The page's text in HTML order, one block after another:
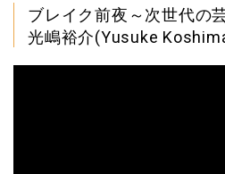
ブレイク前夜～次世代
光嶋裕介(Yusuke